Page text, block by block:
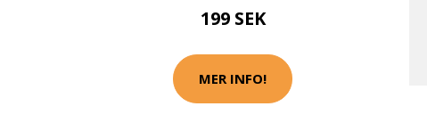
199 SEK
MER INFO!